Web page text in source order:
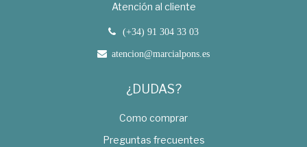
Atención al cliente
(+34) 91 304 33 03
atencion@marcialpons.es
¿DUDAS?
Como comprar
Preguntas frecuentes